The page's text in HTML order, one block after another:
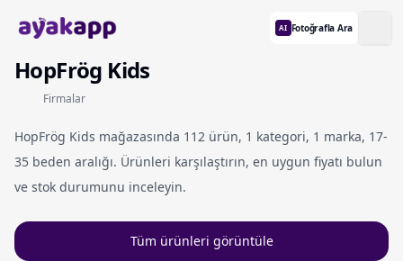
AI Fotoğrafla Ara
HopFrög Kids
Firmalar
HopFrög Kids mağazasında 112 ürün, 1 kategori, 1 marka, 17-
35 beden aralığı. Ürünleri karşılaştırın, en uygun fiyatı bulun
ve stok durumunu inceleyin.
Tüm ürünleri görüntüle